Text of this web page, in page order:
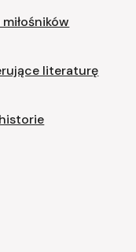
literaturę